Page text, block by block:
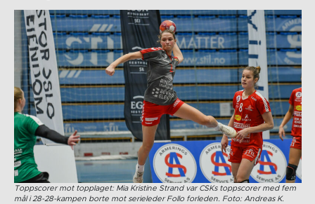
Toppscorer mot topplaget: Mia Kristine Strand var CSKs toppscorer med fem
mål i 28-28-kampen borte mot serieleder Follo forleden. Foto: Andreas K.